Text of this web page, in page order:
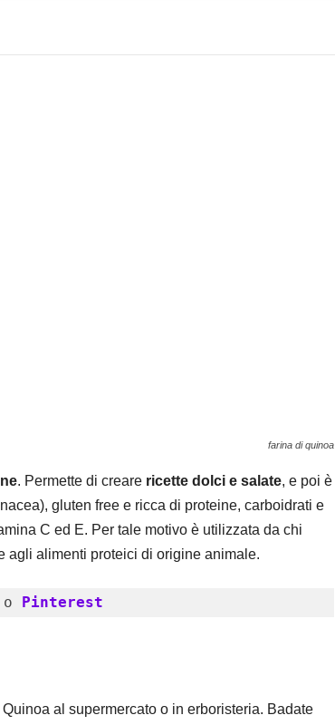
farina di quinoa
. Permette di crearericette dolci e salate, e poi è
gluten free e ricca di proteine, carboidrati e
C ed E. Per tale motivo è utilizzata da chi
agli alimenti proteici di origine animale.
o Pinterest
al supermercato o in erboristeria. Badate